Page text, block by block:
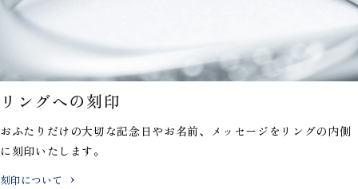
リングへの刻印
おふたりだけの大切な記念日やお名前、メッセージを リングの内側
に刻印いたします。
刻印について